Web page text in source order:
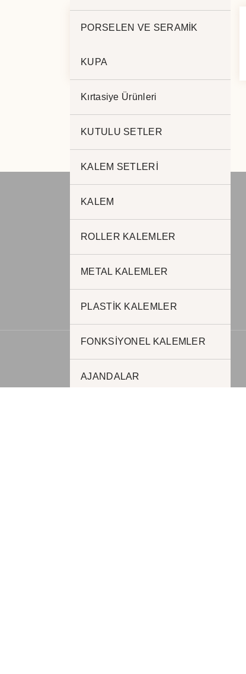
PORSELEN VE SERAMİK
KUPA
Kırtasiye Ürünleri
KUTULU SETLER
KALEM SETLERİ
KALEM
ROLLER KALEMLER
METAL KALEMLER
PLASTİK KALEMLER
FONKSİYONEL KALEMLER
AJANDALAR
JADE PROMOSYON
Reklam ve Matbaa
www.kurumsalhediyelik.com.tr